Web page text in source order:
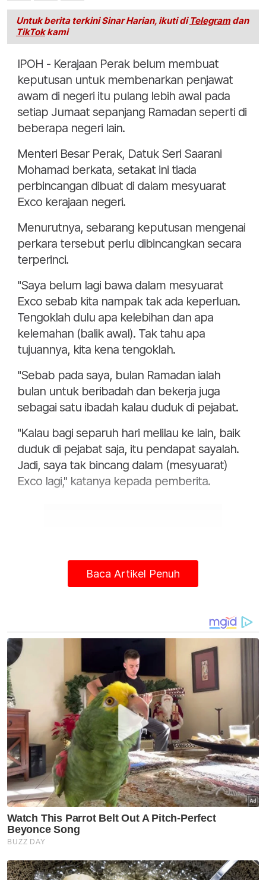
Untuk berita terkini Sinar Harian, ikuti di Telegramdan
TikTokkami
IPOH - Kerajaan Perak belum membuat
keputusan untuk membenarkan penjawat
awam di negeri itu pulang lebih awal pada
setiap Jumaat sepanjang Ramadan seperti di
beberapa negeri lain.
Menteri Besar Perak, Datuk Seri Saarani
Mohamad berkata, setakat ini tiada
perbincangan dibuat di dalam mesyuarat
Exco kerajaan negeri.
Menurutnya, sebarang keputusan mengenai
perkara tersebut perlu dibincangkan secara
terperinci.
"Saya belum lagi bawa dalam mesyuarat
Exco sebab kita nampak tak ada keperluan.
Tengoklah dulu apa kelebihan dan apa
kelemahan (balik awal). Tak tahu apa
tujuannya, kita kena tengoklah.
"Sebab pada saya, bulan Ramadan ialah
bulan untuk beribadah dan bekerja juga
sebagai satu ibadah kalau duduk di pejabat.
"Kalau bagi separuh hari melilau ke lain, baik
duduk di pejabat saja, itu pendapat sayalah.
Jadi, saya tak bincang dalam (mesyuarat)
Exco lagi," katanya kepada pemberita.
Beliau berkata demikian selepas Majlis
Penyerahan Kad Perak Sejahtera di Dewan
Bankuet, Bangunan Perak Darul Ridzuan di
sini pada Sabtu.
Sebelum ini, kerajaan Negeri Sembilan
membenarkan penjawat awam wanita yang
bekerja di bawah pentadbiran kerajaan
negeri pulang seawal jam 2 petang pada
setiap Jumaat, Ramadan ini.
Menteri Besar Negeri Sembilan, Datuk Seri
hanya membabitkan hampir 2,500 pekerja
Baca Artikel Penuh